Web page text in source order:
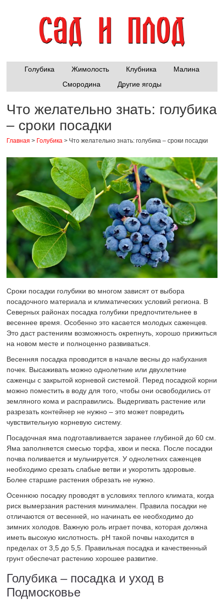
Голубика Жимолость Клубника
Малина
Смородина
Другие ягоды
Что желательно знать: голубика
– сроки посадки
Главная > Голубика > Что желательно знать: голубика – сроки посадки
Сроки посадки голубики во многом зависят от выбора
посадочного материала и климатических условий региона. В
Северных районах посадка голубики предпочтительнее в
весеннее время. Особенно это касается молодых саженцев.
Это даст растениям возможность окрепнуть, хорошо прижиться
на новом месте и полноценно развиваться.
Весенняя посадка проводится в начале весны до набухания
почек. Высаживать можно однолетние или двухлетние
саженцы с закрытой корневой системой. Перед посадкой корни
можно поместить в воду для того, чтобы они освободились от
земляного кома и расправились. Выдергивать растение или
разрезать контейнер не нужно – это может повредить
чувствительную корневую систему.
Посадочная яма подготавливается заранее глубиной до 60 см.
Яма заполняется смесью торфа, хвои и песка. После посадки
почва поливается и мульчируется. У однолетних саженцев
необходимо срезать слабые ветви и укоротить здоровые.
Более старшие растения обрезать не нужно.
Осеннюю посадку проводят в условиях теплого климата, когда
риск вымерзания растения минимален. Правила посадки не
отличаются от весенней, но начинать ее необходимо до
зимних холодов. Важную роль играет почва, которая должна
иметь высокую кислотность. pH такой почвы находится в
пределах от 3,5 до 5,5. Правильная посадка и качественный
грунт обеспечат растению хорошее развитие.
Голубика – посадка и уход в
Подмосковье